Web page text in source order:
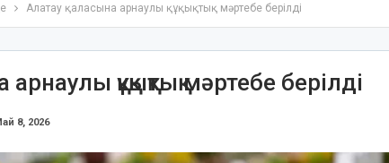
Алатау қаласына арнаулы құқықтық мәртебе берілді
құқықтық мәртебе берілді
8, 2026